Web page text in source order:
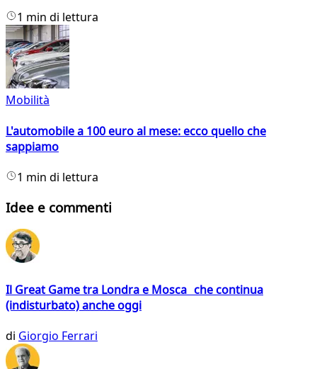
1 min di lettura
Mobilità
L'automobile a 100 euro al mese: ecco quello che
sappiamo
1 min di lettura
Idee e commenti
Il Great Game tra Londra e Mosca che continua
(indisturbato) anche oggi
di Giorgio Ferrari